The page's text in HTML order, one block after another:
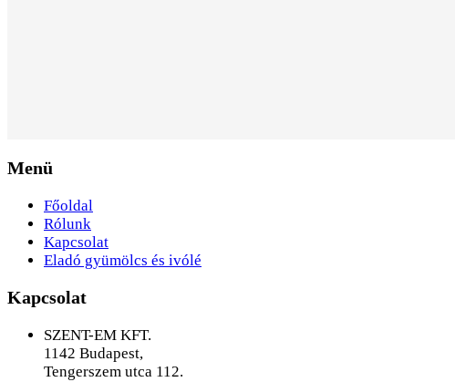
Menü
Főoldal
Rólunk
Kapcsolat
Eladó gyümölcs és ivólé
Kapcsolat
SZENT-EM KFT.
1142 Budapest,
Tengerszem utca 112.